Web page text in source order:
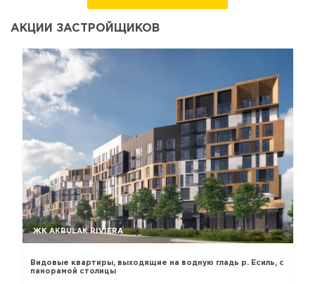
АКЦИИ ЗАСТРОЙЩИКОВ
ЖК AKBULAK RIVIERA
Видовые квартиры, выходящие на водную гладь р. Есиль, с
панорамой столицы